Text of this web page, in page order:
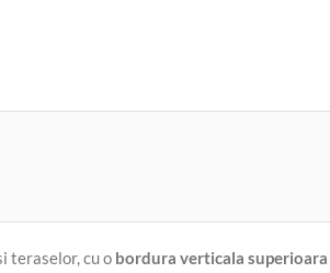
teraselor, cu o bordura verticala superioara